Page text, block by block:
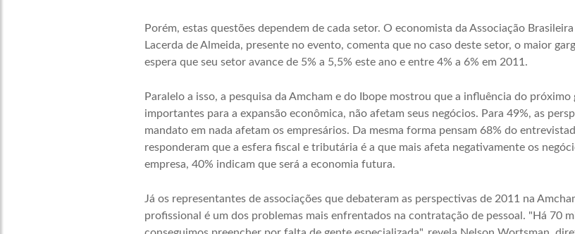
Porém, estas questões dependem de cada setor. O economista da Associação
Lacerda de Almeida, presente no evento, comenta que no caso deste setor, o maior
espera que seu setor avance de 5% a 5,5% este ano e entre 4% a 6% em 2011.
Paralelo a isso, a pesquisa da Amcham e do Ibope mostrou que a influência do
importantes para a expansão econômica, não afetam seus negócios. Para 49%, as
mandato em nada afetam os empresários. Da mesma forma pensam 68% do
responderam que a esfera fiscal e tributária é a que mais afeta negativamente os
empresa, 40% indicam que será a economia futura.
Já os representantes de associações que debateram as perspectivas de 2011 na
profissional é um dos problemas mais enfrentados na contratação de pessoal. "Há 70